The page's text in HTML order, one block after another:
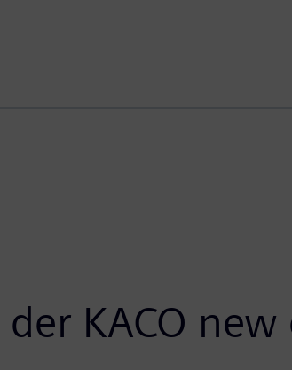
KACO new